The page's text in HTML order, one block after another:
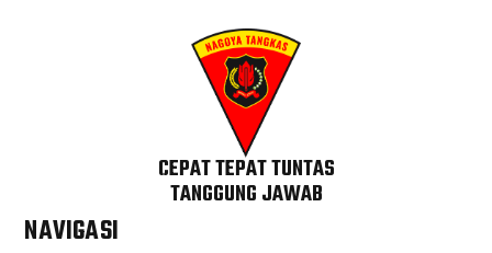
CEPAT TEPAT TUNTAS
TANGGUNG JAWAB
NAVIGASI